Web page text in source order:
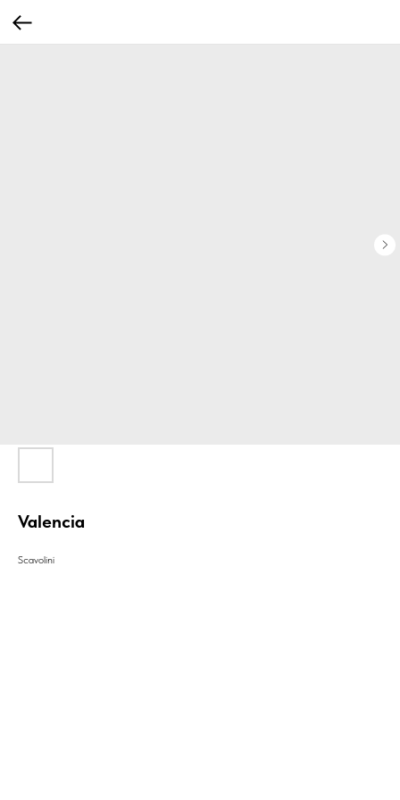
Valencia
Scavolini